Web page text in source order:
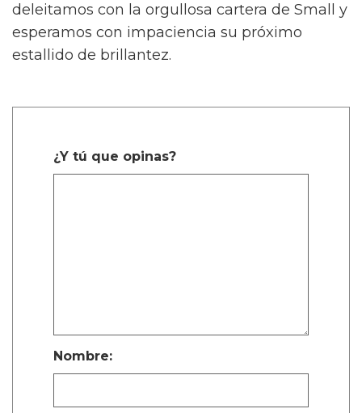
deleitamos con la orgullosa cartera de Small y
esperamos con impaciencia su próximo
estallido de brillantez.
¿Y tú que opinas?
Nombre: